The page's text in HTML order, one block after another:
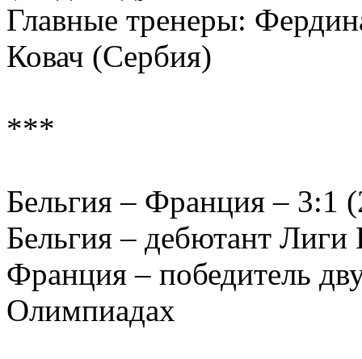
Главные тренеры:
Ковач (Сербия)
***
Бельгия – Франция – 3:1
Бельгия – дебютант
Франция – победитель
Олимпиадах